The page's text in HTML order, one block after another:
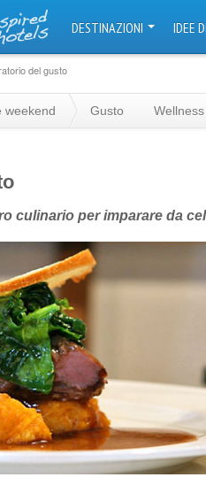
DESTINAZIONI IDEE
del gusto
weekend Gusto Wellness
culinario per imparare da